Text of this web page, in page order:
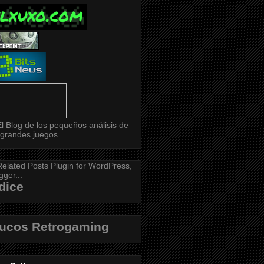
Retrogaming